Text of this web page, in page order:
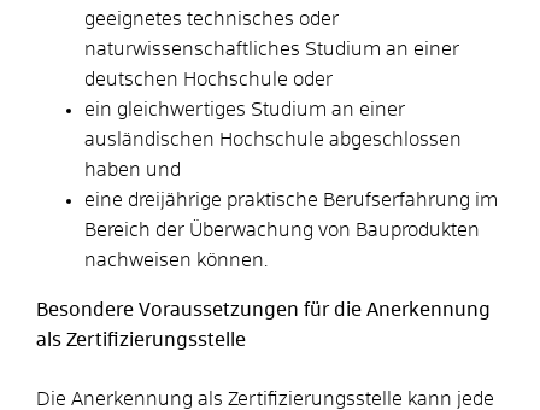
geeignetes technisches oder
naturwissenschaftliches Studium an einer
deutschen Hochschule oder
ein gleichwertiges Studium an einer
ausländischen Hochschule abgeschlossen
haben und
eine dreijährige praktische Berufserfahrung im
Bereich der Überwachung von Bauprodukten
nachweisen können.
Besondere Voraussetzungen für die Anerkennung
als Zertifizierungsstelle
Die Anerkennung als Zertifizierungsstelle kann jede